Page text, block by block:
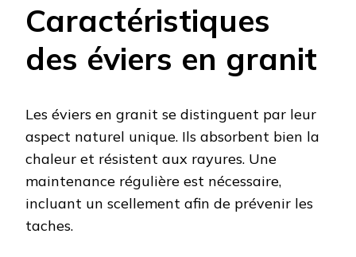
Caractéristiques
des éviers en granit
Les éviers en granit se distinguent par leur
aspect naturel unique. Ils absorbent bien la
chaleur et résistent aux rayures. Une
maintenance régulière est nécessaire,
incluant un scellement afin de prévenir les
taches.